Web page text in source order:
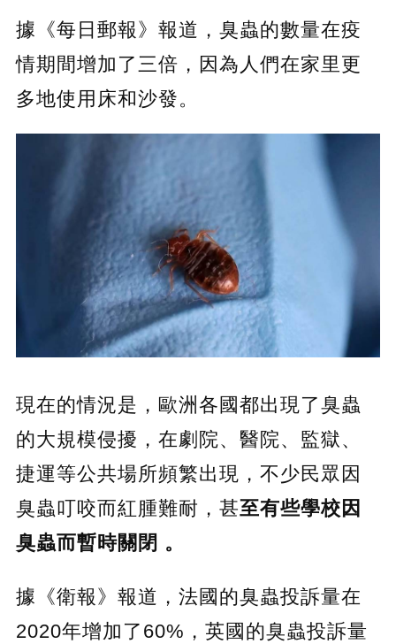
據《每日郵報》報道，臭蟲的數量在疫
情期間增加了三倍，因為人們在家里更
多地使用床和沙發。
現在的情況是，歐洲各國都出現了臭蟲
的大規模侵擾，在劇院、醫院、監獄、
捷運等公共場所頻繁出現，不少民眾因
臭蟲叮咬而紅腫難耐，甚至有些學校因
臭蟲而暫時關閉 。
據《衛報》報道，法國的臭蟲投訴量在
2020年增加了60%，英國的臭蟲投訴量